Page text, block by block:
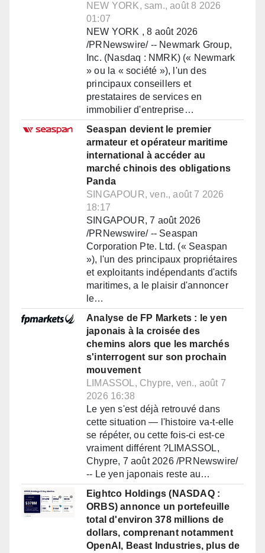
NEW YORK, sam., août 8 2026
01:07
NEW YORK , 8 août 2026
/PRNewswire/ -- Newmark Group,
Inc. (Nasdaq : NMRK) (« Newmark
» ou la « société »), l'un des
principaux conseillers et
prestataires de services en
immobilier d'entreprise…
Seaspan devient le premier
armateur et opérateur maritime
international à accéder au
marché chinois des obligations
Panda
SINGAPOUR, ven., août 7 2026
18:17
SINGAPOUR, 7 août 2026
/PRNewswire/ -- Seaspan
Corporation Pte. Ltd. (« Seaspan
»), l'un des principaux propriétaires
et exploitants indépendants d'actifs
maritimes, a le plaisir d'annoncer
le…
Analyse de FP Markets : le yen
japonais à la croisée des
chemins alors que les marchés
s'interrogent sur son prochain
mouvement
LIMASSOL, Chypre, ven., août 7
2026 16:38
Le yen s'est déjà retrouvé dans
cette situation — l'histoire va-t-elle
se répéter, ou cette fois-ci est-ce
vraiment différent ?LIMASSOL,
Chypre, 7 août 2026 /PRNewswire/
-- Le yen japonais reste au…
Eightco Holdings (NASDAQ :
ORBS) annonce un portefeuille
total d'environ 378 millions de
dollars, comprenant notamment
OpenAI, Beast Industries, plus de